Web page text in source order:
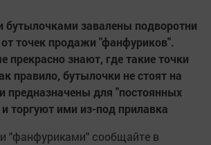
бутылочками завалены подворотни
от точек продажи "фанфуриков".
прекрасно знают, где такие точки
правило, бутылочки не стоят на
предназначены для "постоянных
и торгуют ими из-под прилавка
"фанфуриками" сообщайте в